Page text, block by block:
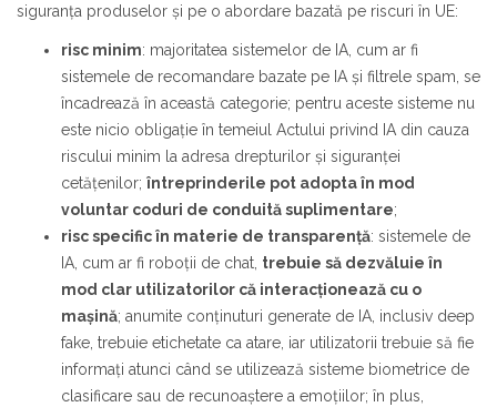
siguranța produselor și pe o abordare bazată pe riscuri în UE:
risc minim: majoritatea sistemelor de IA, cum ar fi
sistemele de recomandare bazate pe IA și filtrele spam, se
încadrează în această categorie; pentru aceste sisteme nu
este nicio obligație în temeiul Actului privind IA din cauza
riscului minim la adresa drepturilor și siguranței
cetățenilor; întreprinderile pot adopta în mod
voluntar coduri de conduită suplimentare;
risc specific în materie de transparență: sistemele de
IA, cum ar fi roboții de chat, trebuie să dezvăluie în
mod clar utilizatorilor că interacționează cu o
mașină; anumite conținuturi generate de IA, inclusiv deep
fake, trebuie etichetate ca atare, iar utilizatorii trebuie să fie
informați atunci când se utilizează sisteme biometrice de
clasificare sau de recunoaștere a emoțiilor; în plus,